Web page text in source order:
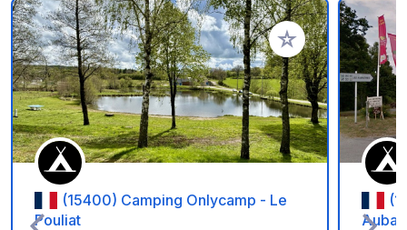
Aggiungi ai tuoi
(15400) Camping Onlycamp - Le
Pouliat